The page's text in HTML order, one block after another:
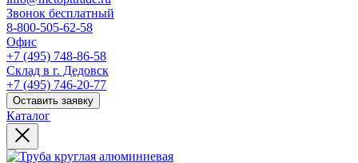
Звонок бесплатный
8-800-505-62-58
Офис
+7 (495) 748-86-58
Склад в г. Дедовск
+7 (495) 746-20-77
Оставить заявку
Каталог